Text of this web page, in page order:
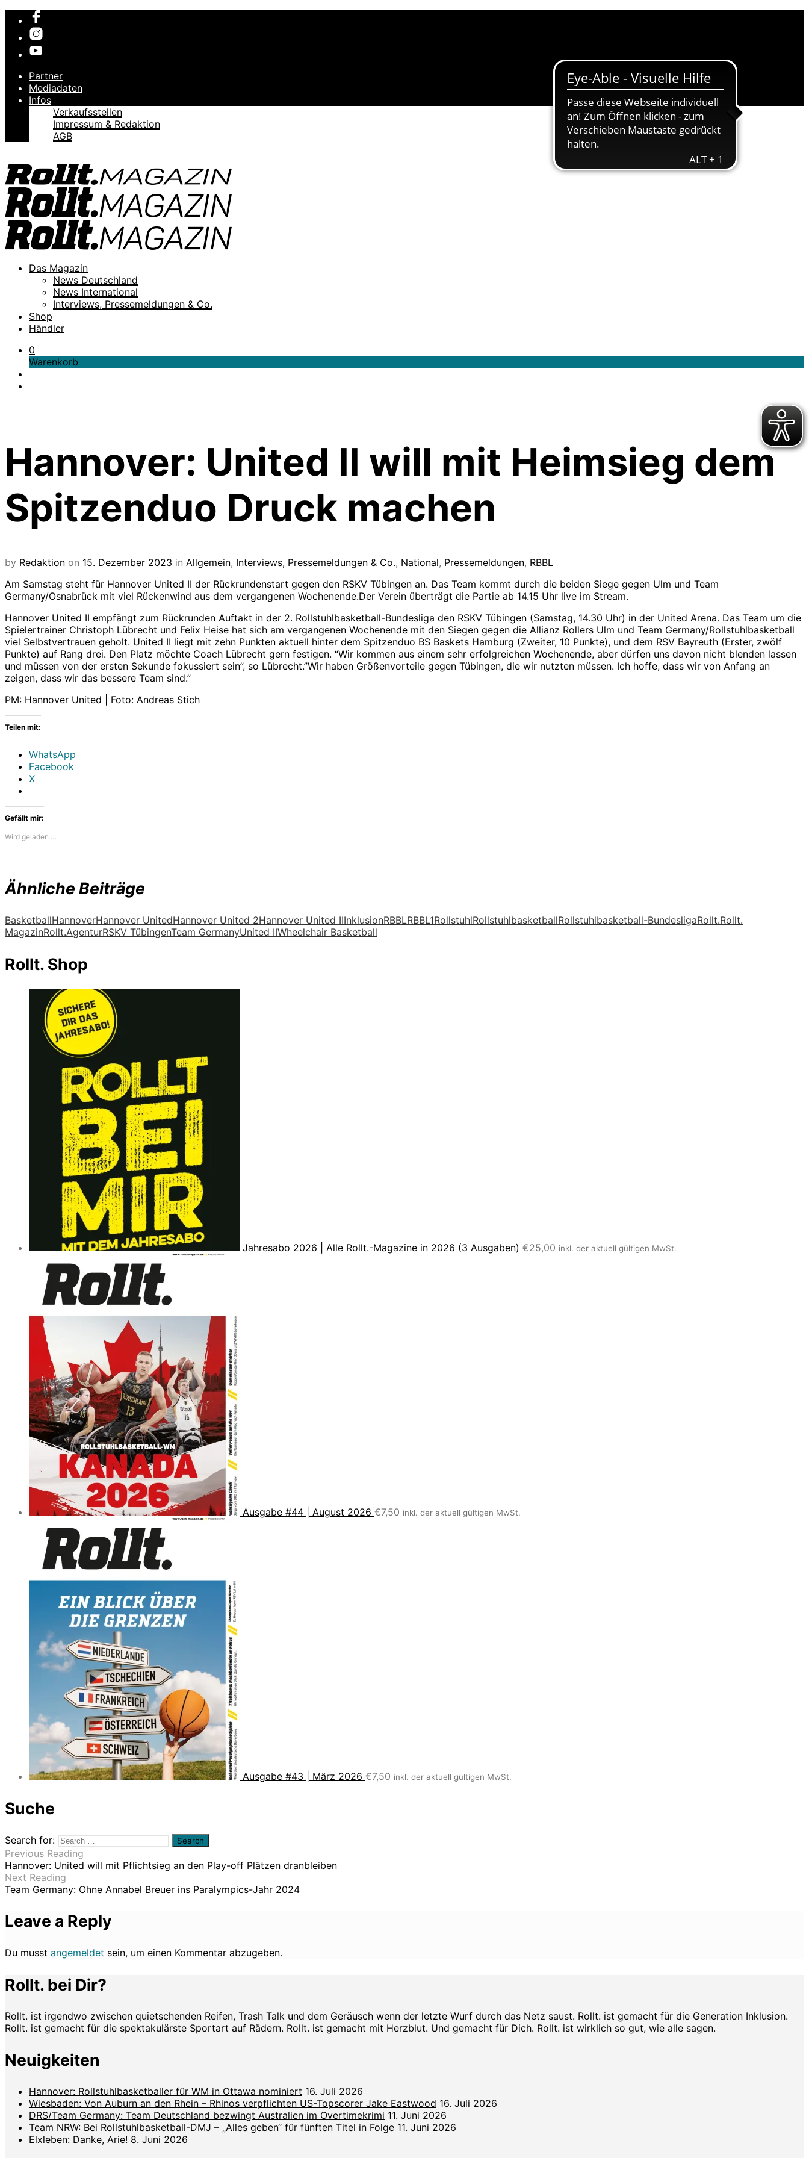
Partner
Mediadaten
Infos
Verkaufsstellen
Impressum & Redaktion
AGB
Das Magazin
News Deutschland
News International
Interviews, Pressemeldungen & Co.
Shop
Händler
0
Warenkorb
Hannover: United II will mit Heimsieg dem
Spitzenduo Druck machen
by Redaktion on 15. Dezember 2023 in Allgemein, Interviews, Pressemeldungen & Co., National, Pressemeldungen, RBBL
Am Samstag steht für Hannover United II der Rückrundenstart gegen den RSKV Tübingen an. Das Team kommt durch die beiden Siege gegen Ulm und Team
Germany/Osnabrück mit viel Rückenwind aus dem vergangenen Wochenende.Der Verein überträgt die Partie ab 14.15 Uhr live im Stream.
Hannover United II empfängt zum Rückrunden Auftakt in der 2. Rollstuhlbasketball-Bundesliga den RSKV Tübingen (Samstag, 14.30 Uhr) in der United Arena. Das Team um die
Spielertrainer Christoph Lübrecht und Felix Heise hat sich am vergangenen Wochenende mit den Siegen gegen die Allianz Rollers Ulm und Team Germany/Rollstuhlbasketball
viel Selbstvertrauen geholt. United II liegt mit zehn Punkten aktuell hinter dem Spitzenduo BS Baskets Hamburg (Zweiter, 10 Punkte), und dem RSV Bayreuth (Erster, zwölf
Punkte) auf Rang drei. Den Platz möchte Coach Lübrecht gern festigen. “Wir kommen aus einem sehr erfolgreichen Wochenende, aber dürfen uns davon nicht blenden lassen
und müssen von der ersten Sekunde fokussiert sein”, so Lübrecht.”Wir haben Größenvorteile gegen Tübingen, die wir nutzten müssen. Ich hoffe, dass wir von Anfang an
zeigen, dass wir das bessere Team sind.”
PM: Hannover United | Foto: Andreas Stich
Teilen mit:
WhatsApp
Facebook
X
Gefällt mir:
Wird geladen …
Ähnliche Beiträge
BasketballHannoverHannover UnitedHannover United 2Hannover United IIInklusionRBBLRBBL1RollstuhlRollstuhlbasketballRollstuhlbasketball-BundesligaRollt.Rollt.
MagazinRollt.AgenturRSKV TübingenTeam GermanyUnited IIWheelchair Basketball
Rollt. Shop
Jahresabo 2026 | Alle Rollt.-Magazine in 2026 (3 Ausgaben) €25,00 inkl. der aktuell gültigen MwSt.
Ausgabe #44 | August 2026 €7,50 inkl. der aktuell gültigen MwSt.
Ausgabe #43 | März 2026 €7,50 inkl. der aktuell gültigen MwSt.
Suche
Search for:
Previous Reading
Hannover: United will mit Pflichtsieg an den Play-off Plätzen dranbleiben
Next Reading
Team Germany: Ohne Annabel Breuer ins Paralympics-Jahr 2024
Leave a Reply
Du musst angemeldet sein, um einen Kommentar abzugeben.
Rollt. bei Dir?
Rollt. ist irgendwo zwischen quietschenden Reifen, Trash Talk und dem Geräusch wenn der letzte Wurf durch das Netz saust. Rollt. ist gemacht für die Generation Inklusion.
Rollt. ist gemacht für die spektakulärste Sportart auf Rädern. Rollt. ist gemacht mit Herzblut. Und gemacht für Dich. Rollt. ist wirklich so gut, wie alle sagen.
Neuigkeiten
Hannover: Rollstuhlbasketballer für WM in Ottawa nominiert 16. Juli 2026
Wiesbaden: Von Auburn an den Rhein – Rhinos verpflichten US-Topscorer Jake Eastwood 16. Juli 2026
DRS/Team Germany: Team Deutschland bezwingt Australien im Overtimekrimi 11. Juni 2026
Team NRW: Bei Rollstuhlbasketball-DMJ – „Alles geben“ für fünften Titel in Folge 11. Juni 2026
Elxleben: Danke, Arie! 8. Juni 2026